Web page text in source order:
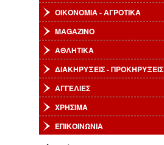
ΟΙΚΟΝΟΜΙΑ - ΑΓΡΟΤΙΚΑ
MAGAZINO
ΑΘΛΗΤΙΚΑ
ΔΙΑΚΗΡΥΞΕΙΣ - ΠΡΟΚΗΡΥΞΕΙΣ
ΑΓΓΕΛΙΕΣ
ΧΡΗΣΙΜΑ
ΕΠΙΚΟΙΝΩΝΙΑ